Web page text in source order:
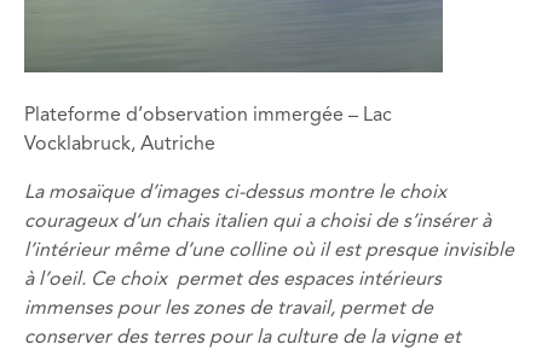
Plateforme d’observation immergée – Lac
Vocklabruck, Autriche
La mosaïque d’images ci-dessus montre le choix
courageux d’un chais italien qui a choisi de s’insérer à
l’intérieur même d’une colline où il est presque invisible
à l’oeil. Ce choix permet des espaces intérieurs
immenses pour les zones de travail, permet de
conserver des terres pour la culture de la vigne et